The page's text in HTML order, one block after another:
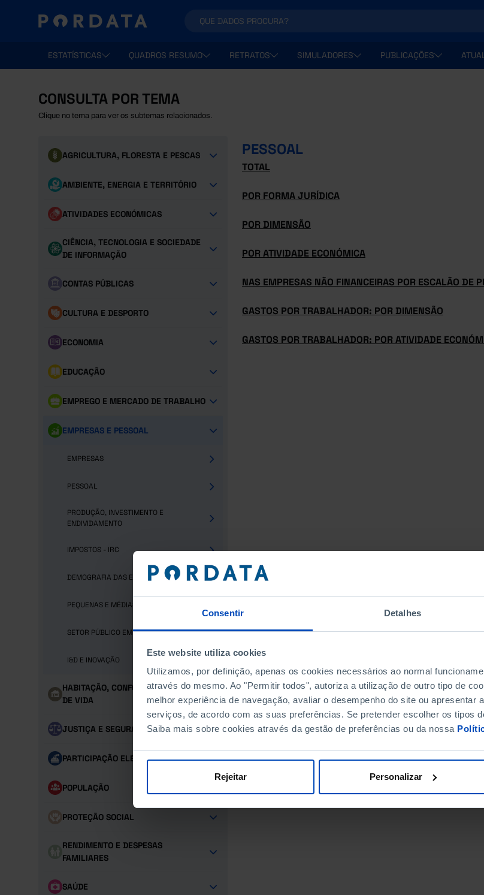
Consentir Detalhes
Este website utiliza cookies
Utilizamos, por definição, apenas os cookies necessários ao normal
através do mesmo. Ao "Permitir todos", autoriza a utilização de outro tipo de
melhor experiência de navegação, avaliar o desempenho do site ou apresentar
serviços, de acordo com as suas preferências. Se pretender escolher os tipos
Saiba mais sobre cookies através da gestão de preferências ou da nossa
Rejeitar Personalizar
ESTATÍSTICAS QUADROS RESUMO RETRATOS SIMULADORES PUBLICAÇÕES
CONSULTA POR TEMA
Clique no tema para ver os subtemas relacionados.
AGRICULTURA, FLORESTA E PESCAS
AMBIENTE, ENERGIA E TERRITÓRIO
ATIVIDADES ECONÓMICAS
CIÊNCIA, TECNOLOGIA E SOCIEDADE
DE INFORMAÇÃO
CONTAS PÚBLICAS
CULTURA E DESPORTO
ECONOMIA
EDUCAÇÃO
EMPREGO E MERCADO DE TRABALHO
EMPRESAS E PESSOAL
EMPRESAS
PESSOAL
PRODUÇÃO, INVESTIMENTO E
ENDIVIDAMENTO
IMPOSTOS - IRC
DEMOGRAFIA DAS EMPRESAS
PEQUENAS E MÉDIAS EMPRESAS (PME)
SETOR PÚBLICO EMPRESARIAL
I&D E INOVAÇÃO
HABITAÇÃO, CONFORTO E CONDIÇÕES
DE VIDA
JUSTIÇA E SEGURANÇA
PARTICIPAÇÃO ELEITORAL
POPULAÇÃO
PROTEÇÃO SOCIAL
RENDIMENTO E DESPESAS
FAMILIARES
SAÚDE
PESSOAL
TOTAL
POR FORMA JURÍDICA
POR DIMENSÃO
POR ATIVIDADE ECONÓMICA
NAS EMPRESAS NÃO FINANCEIRAS POR ESCALÃO DE
GASTOS POR TRABALHADOR: POR DIMENSÃO
GASTOS POR TRABALHADOR: POR ATIVIDADE